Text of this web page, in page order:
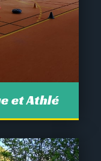
et Athlé